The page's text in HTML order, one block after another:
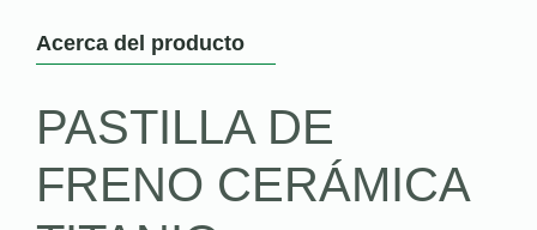
Acerca del producto
PASTILLA DE
FRENO CERÁMICA